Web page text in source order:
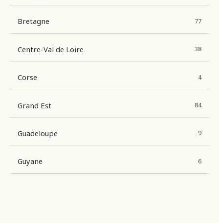
Bretagne 77
Centre-Val de Loire 38
Corse 4
Grand Est 84
Guadeloupe 9
Guyane 6